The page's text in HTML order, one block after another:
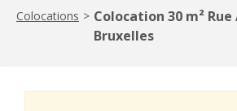
Colocations > Colocation 30 m²
Bruxelles